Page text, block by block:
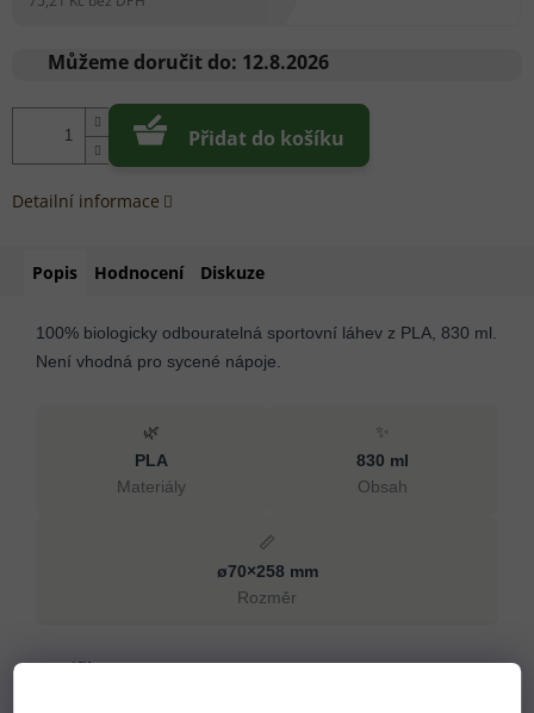
cena:
Můžeme doručit do: 12.8.2026
Přidat do košíku
Detailní informace
Popis Hodnocení Diskuze
100% biologicky odbouratelná sportovní láhev z PLA, 830 ml.
Není vhodná pro sycené nápoje.
🌿
PLA
Materiály
✨
830 ml
Obsah
📏
ø70×258 mm
Rozměr
Specifikace